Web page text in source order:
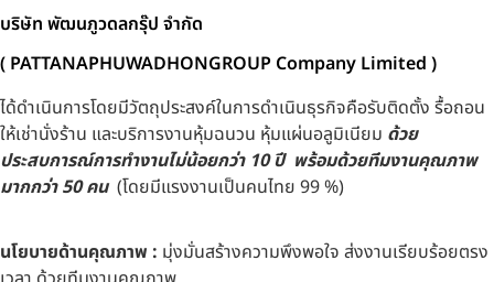
บริษัท พัฒนภูวดลกรุ๊ป จำกัด
( PATTANAPHUWADHONGROUP Company Limited )
ได้ดำเนินการโดยมีวัตถุประสงค์ในการดำเนินธุรกิจคือรับติดตั้ง รื้อถอน
ให้เช่านั่งร้าน และบริการงานหุ้มฉนวน หุ้มแผ่นอลูมิเนียม ด้วย
ประสบการณ์การทำงานไม่น้อยกว่า 10 ปี พร้อมด้วยทีมงานคุณภาพ
มากกว่า 50 คน (โดยมีแรงงานเป็นคนไทย 99 %)
นโยบายด้านคุณภาพ : มุ่งมั่นสร้างความพึงพอใจ ส่งงานเรียบร้อยตรง